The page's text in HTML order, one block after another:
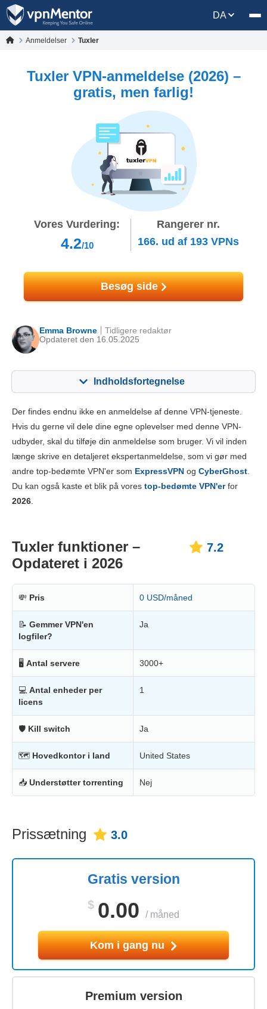
DA
Anmeldelser Tuxler
Tuxler VPN-anmeldelse (2026) –
gratis, men farlig!
Vores Vurdering:
4.2/10
Rangerer nr.
166. ud af 193VPNs
Besøg side
Emma Browne
Opdateret den 16.05.2025
Tidligere redaktør
Indholdsfortegnelse
Nøglefunktioner 7.2
Installation og apps 7.0
Pålidelighed og support 5.0
Der findes endnu ikke en anmeldelse af denne VPN-tjeneste.
Hvis du gerne vil dele dine egne oplevelser med denne VPN-
udbyder, skal du tilføje din anmeldelse som bruger. Vi vil inden
længe skrive en detaljeret ekspertanmeldelse, som vi gør med
andre top-bedømte VPN'er som ExpressVPN og CyberGhost
Du kan også kaste et blik på vores top-bedømte VPN'erfor
2026
Tuxler funktioner –
Opdateret i 2026
7.2
💸 Pris 0 USD/måned
📝 Gemmer VPN'en
logfiler?
Ja
🖥 Antal servere 3000+
💻 Antal enheder per
licens
1
🛡 Kill switch Ja
🗺 Hovedkontor i land United States
📥 Understøtter torrenting Nej
Prissætning 3.0
Gratis version
$ 0.00 / måned
Kom i gang nu
Premium version